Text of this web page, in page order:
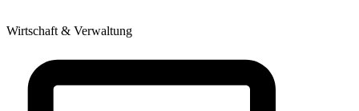
Wirtschaft & Verwaltung